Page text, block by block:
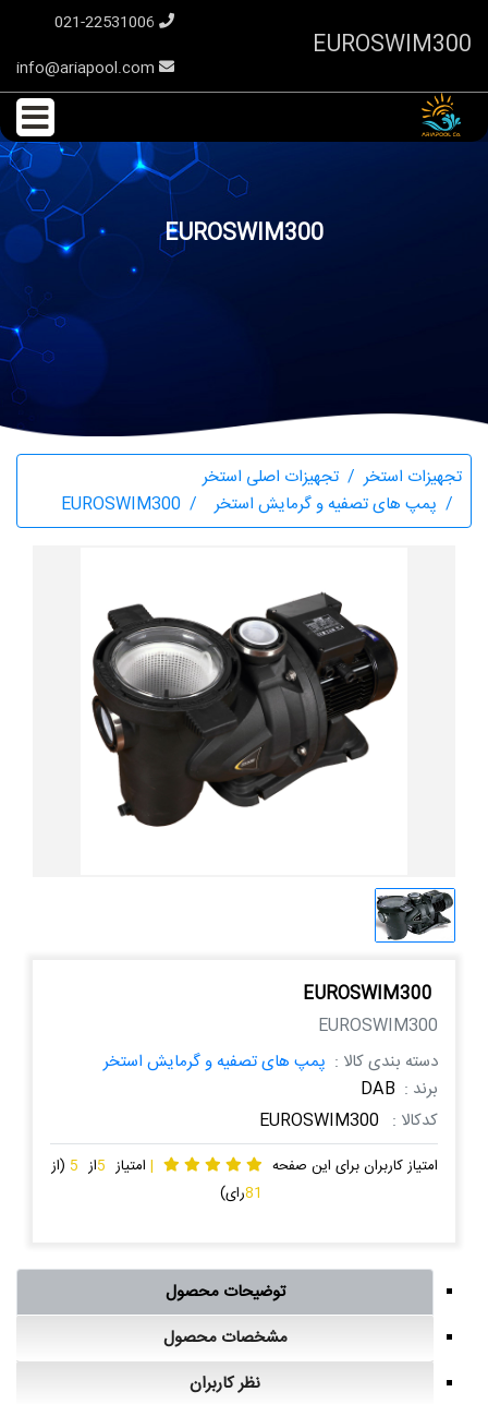
EUROSWIM300
EUROSWIM300
تجهیزات استخر
تجهیزات اصلی استخر
پمپ های تصفیه و گرمایش استخر
EUROSWIM300
EUROSWIM300
EUROSWIM300
دسته بندی کالا : پمپ های تصفیه و گرمایش استخر
برند : DAB
کدکالا : EUROSWIM300
امتیاز کاربران برای این صفحه | امتیاز 5از 5 (از
81رای)
توضیحات محصول
مشخصات محصول
نظر کاربران